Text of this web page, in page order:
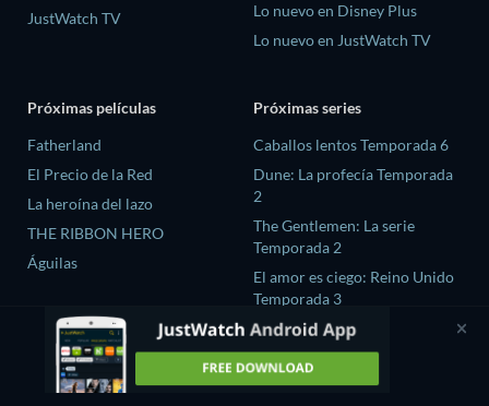
JustWatch TV
Lo nuevo en Disney Plus
Lo nuevo en JustWatch TV
Próximas películas
Fatherland
El Precio de la Red
La heroína del lazo
THE RIBBON HERO
Águilas
Próximas series
Caballos lentos Temporada 6
Dune: La profecía Temporada
2
The Gentlemen: La serie
Temporada 2
El amor es ciego: Reino Unido
Temporada 3
Chaebol X Detective
Temporada 2